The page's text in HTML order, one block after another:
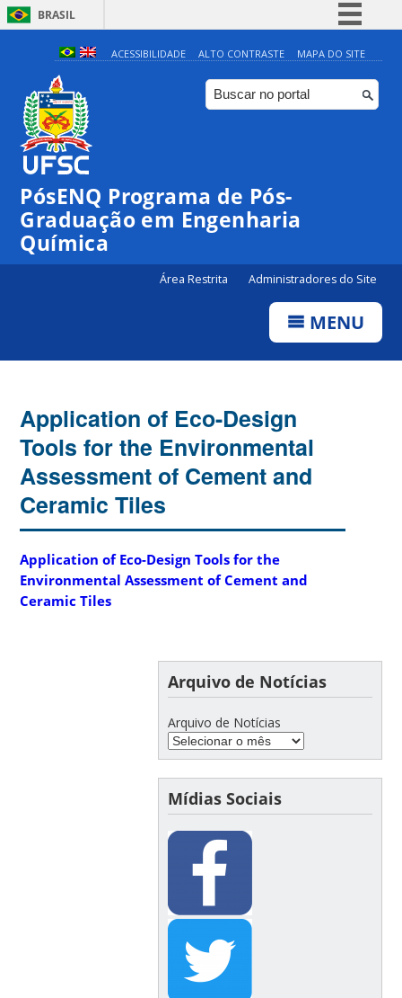
BRASIL
Simplifique!
Comunica BR
Participe
Canais
ACESSIBILIDADE ALTO CONTRASTE MAPA DO SITE
PósENQ Programa de Pós-
Graduação em Engenharia
Química
Área Restrita Administradores do Site
MENU
Application of Eco-Design
Tools for the Environmental
Assessment of Cement and
Ceramic Tiles
Application of Eco-Design Tools for the
Environmental Assessment of Cement and
Ceramic Tiles
Arquivo de Notícias
Arquivo de Notícias
Mídias Sociais